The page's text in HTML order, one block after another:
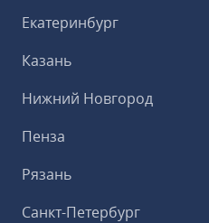
Екатеринбург
Казань
Нижний Новгород
Пенза
Рязань
Санкт-Петербург